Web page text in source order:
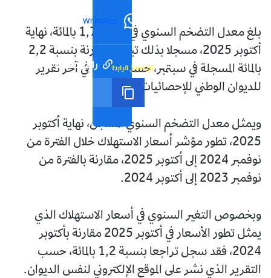
WhatsApp
رابط مختصر تم نسخ الرابط
بلغ معدل التضخم السنوي في الجزائر 1,7 بالمائة، نهاية
أكتوبر 2025، مسجلا بذلك تباطؤا مقارنة بنسبة 2,2
بالمائة المسجلة في سبتمبر، حسب ما ورد في آخر تقرير
للديوان الوطني للإحصائيات.
ويمثل معدل التضخم السنوي المسجل، نهاية أكتوبر
2025، تطور مؤشر أسعار الاستهلاك خلال الفترة من
نوفمبر 2024 إلى أكتوبر 2025، مقارنة بالفترة من
نوفمبر 2023 إلى أكتوبر 2024.
وبخصوص التغير السنوي في أسعار الاستهلاك الذي
يمثل تطور الأسعار في أكتوبر 2025 مقارنة بأكتوبر
2024، فقد سجل تراجعا بنسبة 1,2 بالمائة، حسب
التقرير الذي نشر على الموقع الإلكتروني لنفس الديوان.